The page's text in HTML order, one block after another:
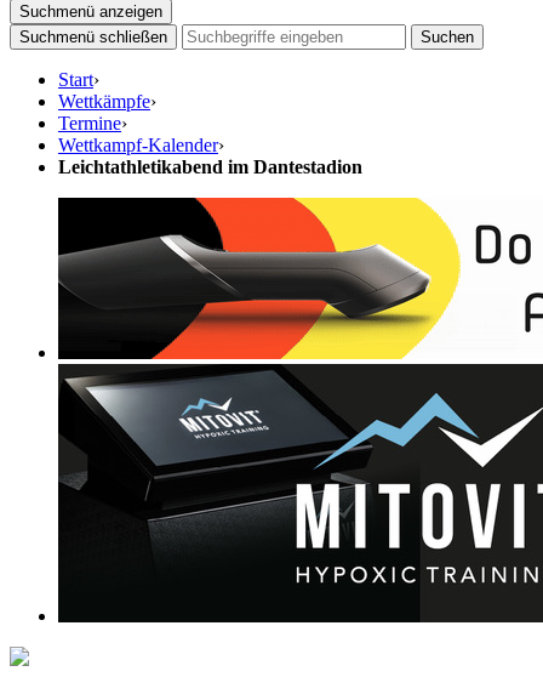
Suchmenü anzeigen
Suchmenü schließen
Suchen
Start›
Wettkämpfe›
Termine›
Wettkampf-Kalender›
Leichtathletikabend im Dantestadion